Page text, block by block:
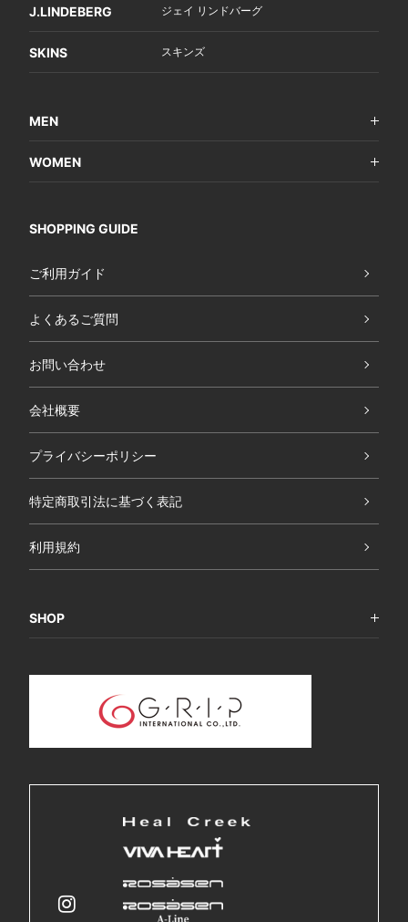
J.LINDEBERG ジェイ リンドバーグ
SKINS スキンズ
MEN
WOMEN
SHOPPING GUIDE
ご利用ガイド
よくあるご質問
お問い合わせ
会社概要
プライバシーポリシー
特定商取引法に基づく表記
利用規約
SHOP